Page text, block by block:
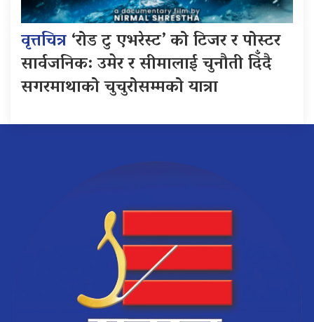
वृत्तचित्र‘रोड टु एभरेस्ट’ को टिजर र पोस्टर
सार्वजनिक: उमेर र सीमालाई चुनौती दिँदै
सगरमाथाको चुचुरोसम्मको यात्रा